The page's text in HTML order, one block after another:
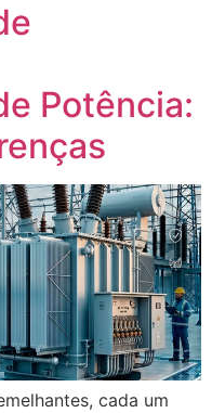
Potência:
cada um